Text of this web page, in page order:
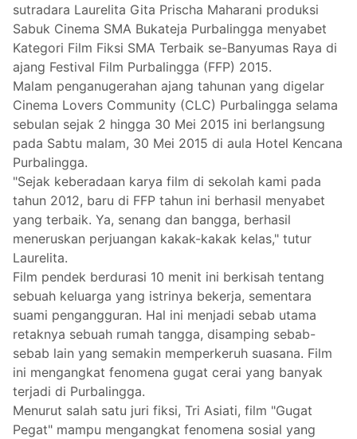
sutradara Laurelita Gita Prischa Maharani produksi
Sabuk Cinema SMA Bukateja Purbalingga menyabet
Kategori Film Fiksi SMA Terbaik se-Banyumas Raya di
ajang Festival Film Purbalingga (FFP) 2015.
Malam penganugerahan ajang tahunan yang digelar
Cinema Lovers Community (CLC) Purbalingga selama
sebulan sejak 2 hingga 30 Mei 2015 ini berlangsung
pada Sabtu malam, 30 Mei 2015 di aula Hotel Kencana
Purbalingga.
"Sejak keberadaan karya film di sekolah kami pada
tahun 2012, baru di FFP tahun ini berhasil menyabet
yang terbaik. Ya, senang dan bangga, berhasil
meneruskan perjuangan kakak-kakak kelas," tutur
Laurelita.
Film pendek berdurasi 10 menit ini berkisah tentang
sebuah keluarga yang istrinya bekerja, sementara
suami pengangguran. Hal ini menjadi sebab utama
retaknya sebuah rumah tangga, disamping sebab-
sebab lain yang semakin memperkeruh suasana. Film
ini mengangkat fenomena gugat cerai yang banyak
terjadi di Purbalingga.
Menurut salah satu juri fiksi, Tri Asiati, film "Gugat
Pegat" mampu mengangkat fenomena sosial yang